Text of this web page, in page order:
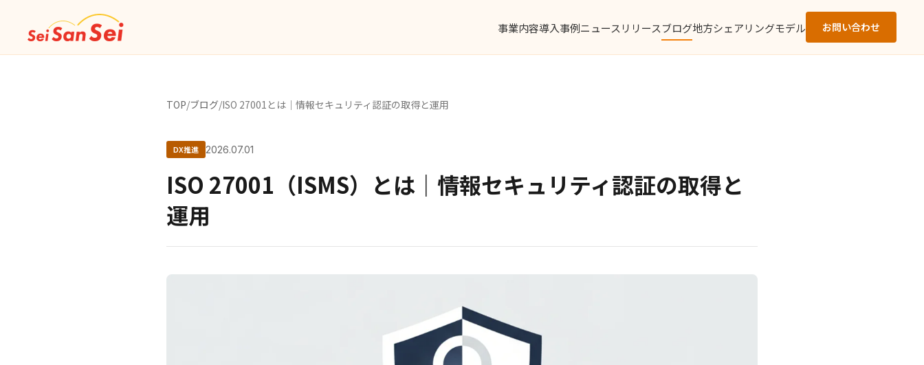
事業内容導入事例ニュースリリースブログ地方シェアリングモデル お問い合わせ
TOP/ブログ/ISO 27001とは｜情報セキュリティ認証の取得と運用
DX推進 2026.07.01
ISO 27001（ISMS）とは｜情報セキュリティ認証の取得と
運用